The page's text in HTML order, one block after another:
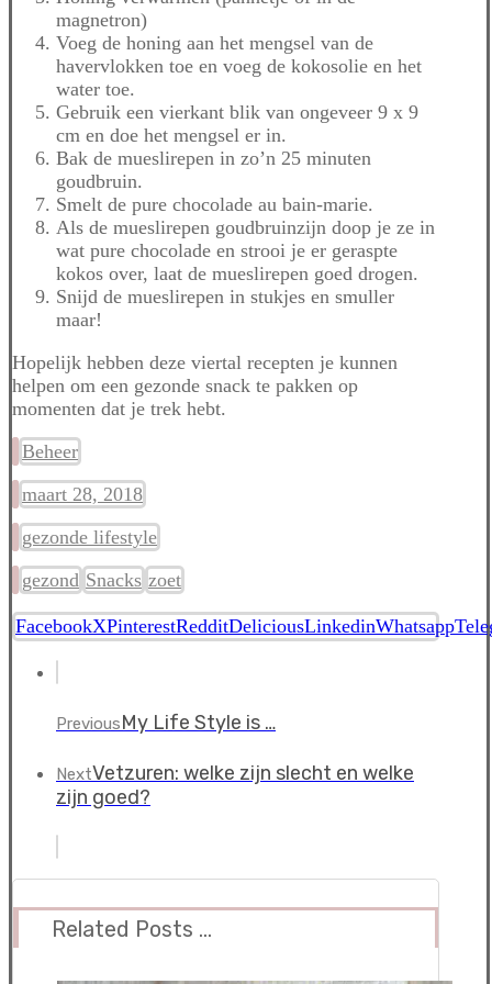
magnetron)
Voeg de honing aan het mengsel van de
havervlokken toe en voeg de kokosolie en het
water toe.
Gebruik een vierkant blik van ongeveer 9 x 9
cm en doe het mengsel er in.
Bak de mueslirepen in zo’n 25 minuten
goudbruin.
Smelt de pure chocolade au bain-marie.
Als de mueslirepen goudbruinzijn doop je ze in
wat pure chocolade en strooi je er geraspte
kokos over, laat de mueslirepen goed drogen.
Snijd de mueslirepen in stukjes en smuller
maar!
Hopelijk hebben deze viertal recepten je kunnen
helpen om een gezonde snack te pakken op
momenten dat je trek hebt.
Beheer
maart 28, 2018
gezonde lifestyle
gezond Snacks zoet
FacebookXPinterestRedditDeliciousLinkedinWhatsapp
PreviousMy Life Style is …
NextVetzuren: welke zijn slecht en welke
zijn goed?
Related Posts ...